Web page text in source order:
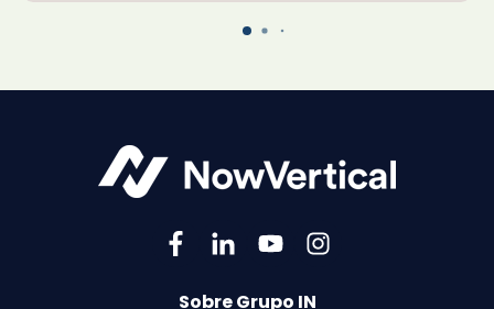
Sobre Grupo IN